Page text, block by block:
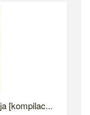
[kompilac...